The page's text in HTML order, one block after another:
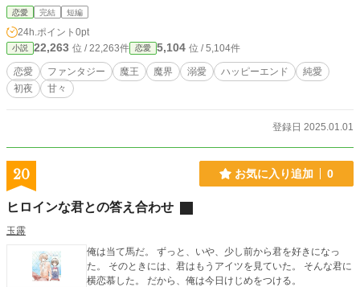
も、彼の想いにも、なかなか気付くことができない。魔王は、ジーナが心から夫
として自分を求める日を待ち続ける。ようやくその日が訪れ、幸せを感じたのも
束の間、二人は引き裂かれる運命にあった。里から差し出された者としての使命
と、世界のバランスに深く関わる者としての使命が交錯する。
恋愛 完結 短編
24h.ポイント 0pt
小説 22,263 位 / 22,263件 恋愛 5,104 位 / 5,104件
恋愛 ファンタジー 魔王 魔界 溺愛 ハッピーエンド
純愛
初夜
甘々
登録日 2025.01.01
20 お気に入り追加 0
ヒロインな君との答え合わせ
玉露
俺は当て馬だ。 ずっと、いや、少し前から君を好きになっ
た。 そのときには、君はもうアイツを見ていた。 そんな君に
横恋慕した。 だから、俺は今日けじめをつける。